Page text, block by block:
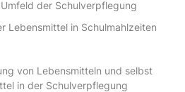
der Schulverpflegung
Lebensmittel in Schulmahlzeiten
von Lebensmitteln und selbst
in der Schulverpflegung